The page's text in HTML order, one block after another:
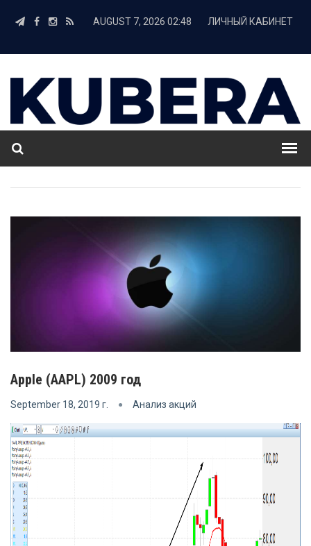
AUGUST 7, 2026 02:48 ЛИЧНЫЙ КАБИНЕТ
Apple (AAPL) 2009 год
September 18, 2019 г. Анализ акций